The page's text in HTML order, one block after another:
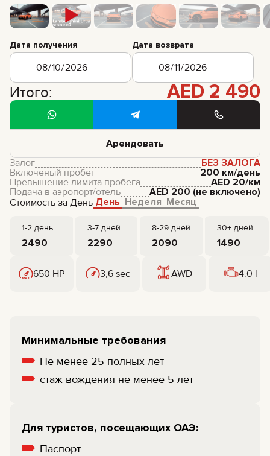
Дата получения Дата возврата
Итого: AED 2 490
Арендовать
Стоимость за День День Неделя Месяц
1-2 день 3-7 дней 8-29 дней 30+ дней
2490 2290 2090 1490
Залог
БЕЗ ЗАЛОГА
Включеный пробег
200 км/день
Превышение лимита пробега
AED 20/км
Подача в аэропорт/отель
AED 200 (не включено)
650 HP 3,6 sec AWD 4.0 l
Минимальные требования
Не менее 25 полных лет
cтаж вождения не менее 5 лет
Для туристов, посещающих ОАЭ:
Паспорт